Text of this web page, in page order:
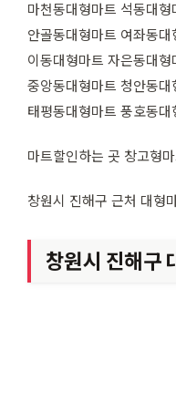
마천동대형마트 석동대
안골동대형마트 여좌동
이동대형마트 자은동대
중앙동대형마트 청안동
태평동대형마트 풍호동대
마트할인하는 곳 창고형
창원시 진해구 근처 대형
창원시 진해구